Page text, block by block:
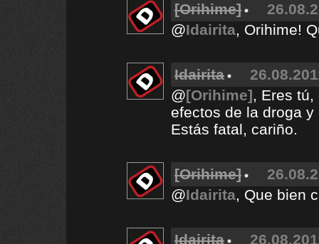
[Orihime]
@Idairita, Orihime!
Idairita
@[Orihime], Eres
efectos de la droga y
Estás fatal, cariño.
[Orihime]
@Idairita, Que bien
Idairita